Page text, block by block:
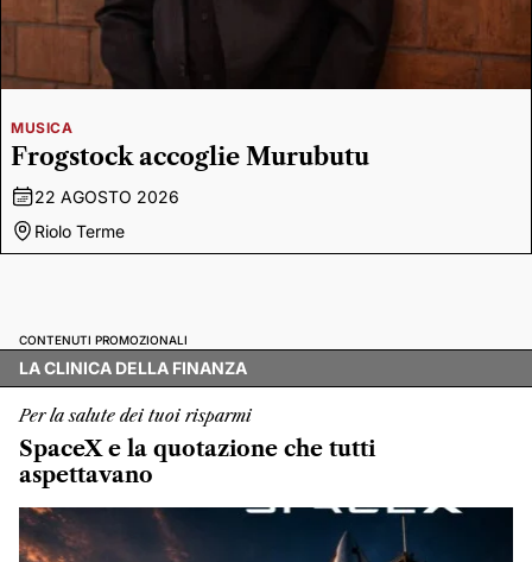
MUSICA
Frogstock accoglie Murubutu
22 AGOSTO 2026
Riolo Terme
CONTENUTI PROMOZIONALI
LA CLINICA DELLA FINANZA
Per la salute dei tuoi risparmi
SpaceX e la quotazione che tutti
aspettavano